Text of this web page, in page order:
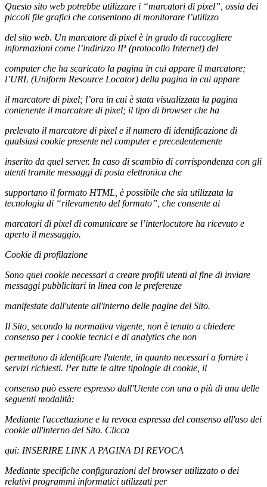
Questo sito web potrebbe utilizzare i “marcatori di pixel”, ossia dei
piccoli file grafici che consentono di monitorare l’utilizzo
del sito web. Un marcatore di pixel è in grado di raccogliere
informazioni come l’indirizzo IP (protocollo Internet) del
computer che ha scaricato la pagina in cui appare il marcatore;
l’URL (Uniform Resource Locator) della pagina in cui appare
il marcatore di pixel; l’ora in cui è stata visualizzata la pagina
contenente il marcatore di pixel; il tipo di browser che ha
prelevato il marcatore di pixel e il numero di identificazione di
qualsiasi cookie presente nel computer e precedentemente
inserito da quel server. In caso di scambio di corrispondenza con gli
utenti tramite messaggi di posta elettronica che
supportano il formato HTML, è possibile che sia utilizzata la
tecnologia di “rilevamento del formato”, che consente ai
marcatori di pixel di comunicare se l’interlocutore ha ricevuto e
aperto il messaggio.
Cookie di profilazione
Sono quei cookie necessari a creare profili utenti al fine di inviare
messaggi pubblicitari in linea con le preferenze
manifestate dall'utente all'interno delle pagine del Sito.
Il Sito, secondo la normativa vigente, non è tenuto a chiedere
consenso per i cookie tecnici e di analytics che non
permettono di identificare l'utente, in quanto necessari a fornire i
servizi richiesti. Per tutte le altre tipologie di cookie, il
consenso può essere espresso dall'Utente con una o più di una delle
seguenti modalità:
Mediante l'accettazione e la revoca espressa del consenso all'uso dei
cookie all'interno del Sito. Clicca
qui: INSERIRE LINK A PAGINA DI REVOCA
Mediante specifiche configurazioni del browser utilizzato o dei
relativi programmi informatici utilizzati per